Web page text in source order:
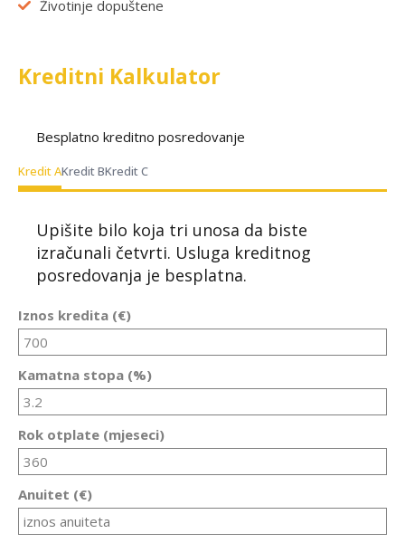
Životinje dopuštene
Kreditni Kalkulator
Besplatno kreditno posredovanje
Kredit AKredit BKredit C
Upišite bilo koja tri unosa da biste
izračunali četvrti. Usluga kreditnog
posredovanja je besplatna.
Iznos kredita (€)
Kamatna stopa (%)
Rok otplate (mjeseci)
Anuitet (€)